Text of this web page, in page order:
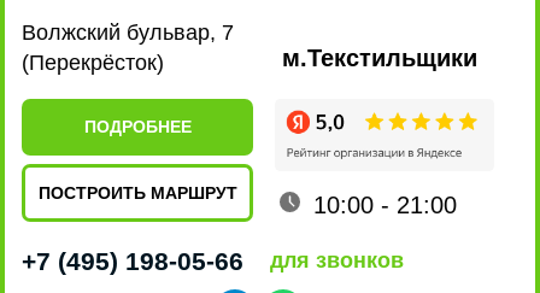
ПОДРОБНЕЕ
+7 915 161-19-85
+7 (495) 198-07-76
для мессенджеров
для звонков